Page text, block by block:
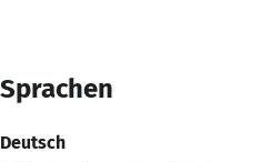
Sprachen
Deutsch